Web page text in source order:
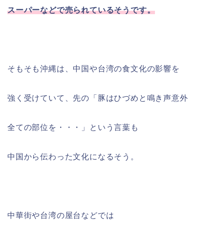
スーパーなどで売られているそうです。
そもそも沖縄は、中国や台湾の食文化の影響を
強く受けていて、先の「豚はひづめと鳴き声意外
全ての部位を・・・」という言葉も
中国から伝わった文化になるそう。
中華街や台湾の屋台などでは